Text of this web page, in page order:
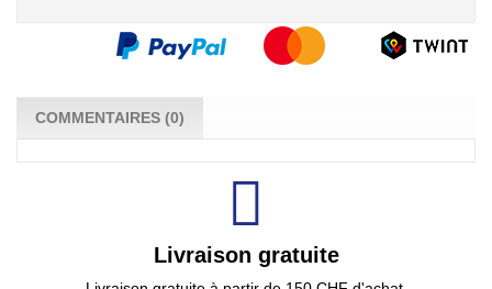
COMMENTAIRES (0)
Livraison gratuite